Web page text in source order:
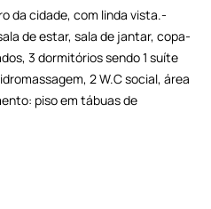
da cidade, com linda vista.-
de estar, sala de jantar, copa-
3 dormitórios sendo 1 suíte
2 W.C social, área
piso em tábuas de